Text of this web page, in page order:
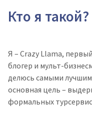
Кто я такой?
Я – Crazy Llama,
блогер и мульт-
делюсь самыми
основная цель –
формальных